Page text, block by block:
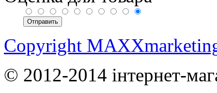
Copyright
© 2012-2014 інтернет-